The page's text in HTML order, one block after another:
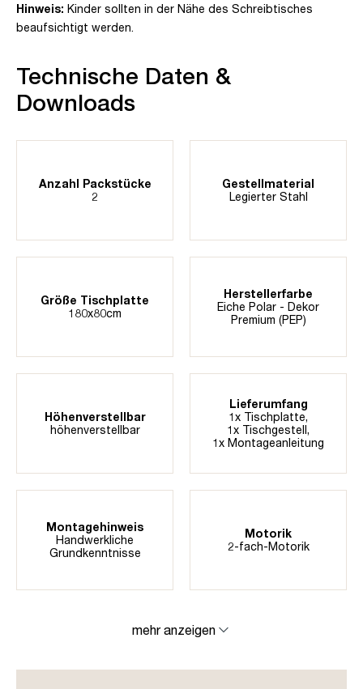
Hinweis: Kinder sollten in der Nähe des Schreibtisches
beaufsichtigt werden.
Technische Daten &
Downloads
Anzahl Packstücke
2
Gestellmaterial
Legierter Stahl
Größe Tischplatte
180x80cm
Herstellerfarbe
Eiche Polar - Dekor
Premium (PEP)
Höhenverstellbar
höhenverstellbar
Lieferumfang
1x Tischplatte,
1x Tischgestell,
1x Montageanleitung
Montagehinweis
Handwerkliche
Grundkenntnisse
Motorik
2-fach-Motorik
mehr anzeigen